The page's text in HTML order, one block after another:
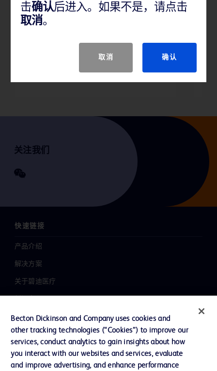
用于扩张肾造瘘通路和放置工
作鞘
关注我们
快速链接
产品介绍
解决方案
关于碧迪医疗
职业发展
联系我们
主动召回
击确认后进入。如果不是，请点击
取消。
取消 确认
Becton Dickinson and Company uses cookies and
other tracking technologies (“Cookies”) to improve our
services, conduct analytics to gain insights about how
you interact with our websites and services, evaluate
and improve advertising, and enhance performance